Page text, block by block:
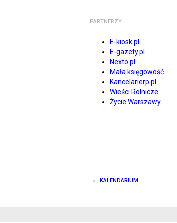
PARTNERZY
E-kiosk.pl
E-gazety.pl
Nexto.pl
Mała księgowość
Kancelarierp.pl
Wieści Rolnicze
Życie Warszawy
KALENDARIUM